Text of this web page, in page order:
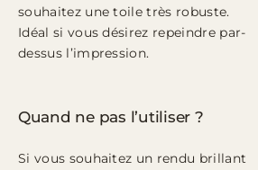
souhaitez une toile très robuste.
Idéal si vous désirez repeindre par-
dessus l’impression.
Quand ne pas l’utiliser ?
Si vous souhaitez un rendu brillant